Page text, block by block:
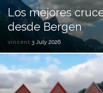
Los mejores
desde Bergen
vincent 3 July 2026